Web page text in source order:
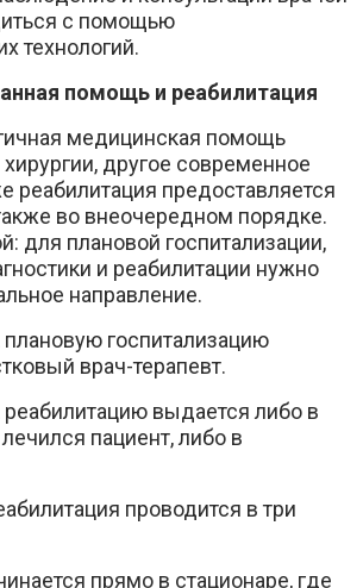
с помощью
технологий.
помощь и реабилитация
медицинская помощь
другое современное
реабилитация предоставляется
во внеочередном порядке.
для плановой госпитализации,
и реабилитации нужно
направление.
госпитализацию
врач-терапевт.
выдается либо в
пациент, либо в
проводится в три
прямо в стационаре, где